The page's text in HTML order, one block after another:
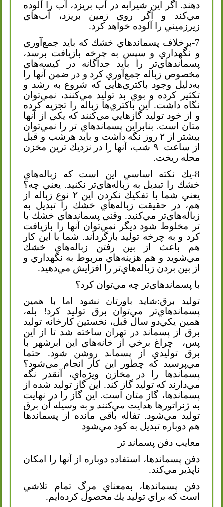
دهند. اگر اين شيرابه در آب بريزد، آب را آلوده
مي‌كند و اگر روي زمين بريزد، آب‌هاي
زيرزميني را آلوده خواهد كرد.
7-برخلاف پسماندهاي خشك كه بايد جمع‌آوري
و نگهداري و سپس به چرخه بازيافت برسد،
پسماندهاي‌تر را بايد جداگانه در كيسه‌هاي
مخصوص زباله جمع‌آوري كرد و در ضمن آنها را
به‌دليل وجود باكتري‌هايي كه شروع به رشد و
تكثير كرده و بوي بد توليد مي‌كنند، نمي‌توان
نگاه داشت. اين باكتري‌ها زباله را تجزيه كرده
و از خود توليد گازهايي مي‌كنند كه يكي از آنها
متان است. بنابراين پسماندهاي ‌تر را نمي‌توان
بيشتر از ۲ روز نگه داشت و بايد هرشب و قبل
از ساعت
۹ شب، آنها را در نزديك‌ ترين مخزن
محله ريخت.
8-يك نكته اساسي اين است كه زباله‌هاي
خشك را تبديل به زباله‌هاي‌تر نكنيد. يعني چه؟
يعني شما با تفكيك نكردن اين ۲ نوع زباله از
هم، در حقيقت زباله‌هاي خشك را تبديل به
زباله‌هاي‌تر مي‌كنيد. وقتي پسماندهاي خشك با‌
تر مخلوط شود ديگر نمي‌توان آنها را بازيافت
كرد و به چرخه توليد بازگرداند. شما با اين كار
هم باعث از بين رفتن زباله‌هاي خشك
مي‌شويد و هم هزينه‌هاي مربوط به نگهداري و
از بين بردن زباله‌هاي‌تر را افزايش مي‌دهيد.
با پسماندهاي‌تر چه مي‌توان كرد؟
توليد برق:شايد باورتان نشود اما با همين
پسماندهاي‌تر مي‌توان برق توليد كرد! بله،
همين يكي‌دو سال قبل، نخستين كارخانه توليد
برق از پسماند در تهران ساخته شد تا از اين
پس،
چراغ برخي از خانه‌هاي اين ابرشهر با
برق توليدي از پسماند روشن شود. حتما
مي‌پرسيد كه چطور اين كار انجام مي‌شود؟
پسماندها را در مخازن ويژه‌اي، آنقدر نگه
مي‌دارند كه توليد گاز كند. اين گاز توليد شده از
پسماندها، گاز متان است. اين گاز را در نهايت
به ژنراتورها هدايت مي‌كنند و به وسيله آن برق
توليد مي‌شود. تفاله باقي مانده از پسماندها
هم دوباره تبديل به كود مي‌شود
معایب دفن پسماند تر
دفن پسماندها، استفاده دوباره از آنها را امكان
‌ناپذير مي‌كند.
دفن پسماندها، به‌معناي مرگ تمام تلاشي
است كه براي توليد يك محصول كرده‌ايم.